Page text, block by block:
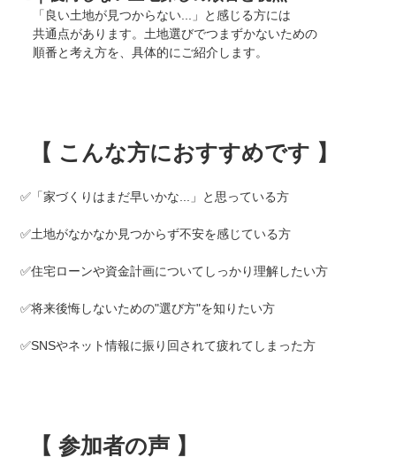
「良い土地が見つからない...」と感じる方には
共通点があります。土地選びでつまずかないための
順番と考え方を、具体的にご紹介します。
【 こんな方におすすめです 】
✅「家づくりはまだ早いかな...」と思っている方
✅土地がなかなか見つからず不安を感じている方
✅住宅ローンや資金計画についてしっかり理解したい方
✅将来後悔しないための"選び方"を知りたい方
✅SNSやネット情報に振り回されて疲れてしまった方
【 参加者の声 】